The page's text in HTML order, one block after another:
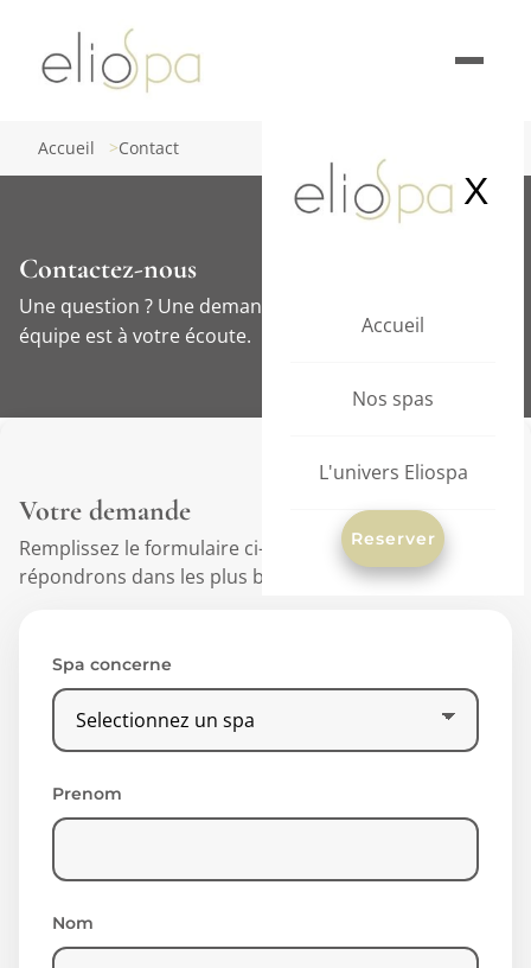
Ouvrir
X
Accueil
Nos spas
L'univers Eliospa
Reserver
Accueil Contact
Contactez-nous
Une question ? Une demande de réservation ? Notre
équipe est à votre écoute.
Votre demande
Remplissez le formulaire ci-dessous et nous vous
répondrons dans les plus brefs délais.
Spa concerne
Prenom
Nom